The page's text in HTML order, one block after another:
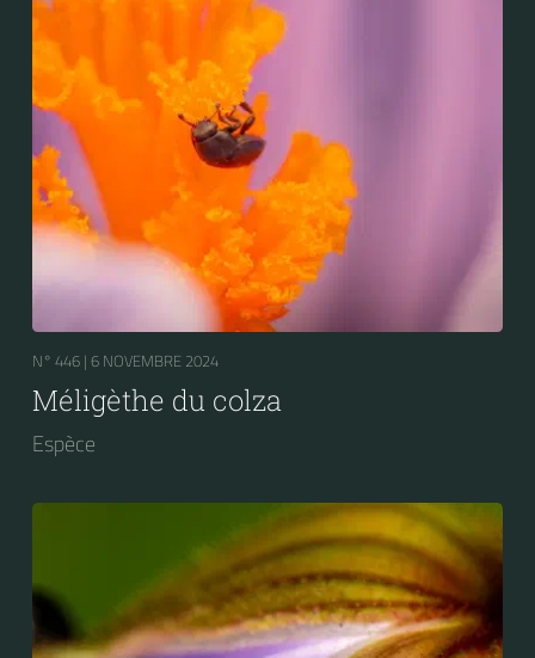
N° 446 | 6 NOVEMBRE 2024
Méligèthe du colza
Espèce